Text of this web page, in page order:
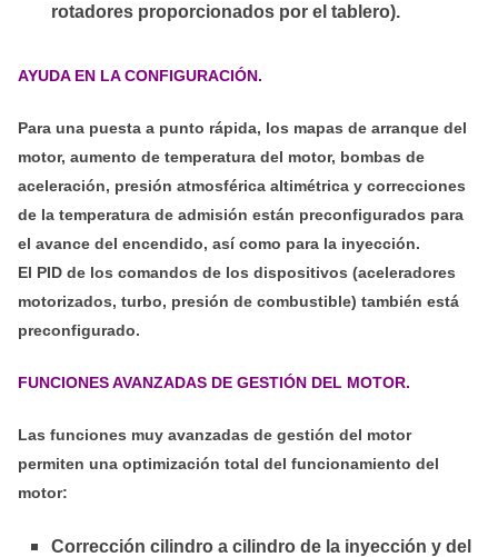
rotadores proporcionados por el tablero).
AYUDA EN LA CONFIGURACIÓN.
Para una puesta a punto rápida, los mapas de arranque del
motor, aumento de temperatura del motor, bombas de
aceleración, presión atmosférica altimétrica y correcciones
de la temperatura de admisión están preconfigurados para
el avance del encendido, así como para la inyección.
El PID de los comandos de los dispositivos (aceleradores
motorizados, turbo, presión de combustible) también está
preconfigurado.
FUNCIONES AVANZADAS DE GESTIÓN DEL MOTOR.
Las funciones muy avanzadas de gestión del motor
permiten una optimización total del funcionamiento del
motor:
Corrección cilindro a cilindro de la inyección y del